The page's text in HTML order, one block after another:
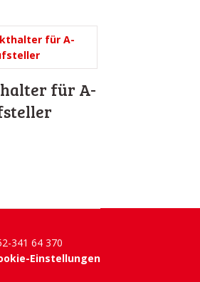
für A-
341 64 370
Einstellungen